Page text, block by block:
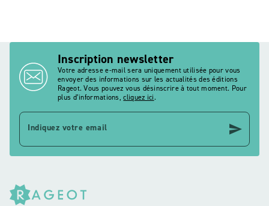
Inscription newsletter
Votre adresse e-mail sera uniquement utilisée pour vous
envoyer des informations sur les actualités des éditions
Rageot. Vous pouvez vous désinscrire à tout moment. Pour
plus d’informations,cliquez ici.
Indiquez votre email send